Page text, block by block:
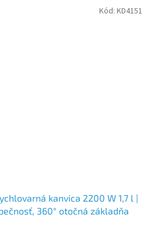
kanvica 2200 W 1,7 l |
360° otočná základňa
Kód: KD4151